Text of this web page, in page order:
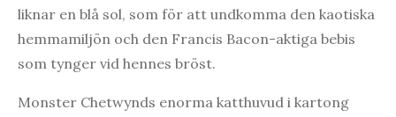
liknar en blå sol, som för att undkomma den kaotiska
hemmamiljön och den Francis Bacon-aktiga bebis
som tynger vid hennes bröst.
Monster Chetwynds enorma katthuvud i kartong